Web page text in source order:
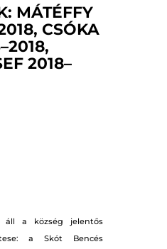
MÁTÉFFY
CSÓKA
2018–
áll a község jelentős
a Skót Bencés